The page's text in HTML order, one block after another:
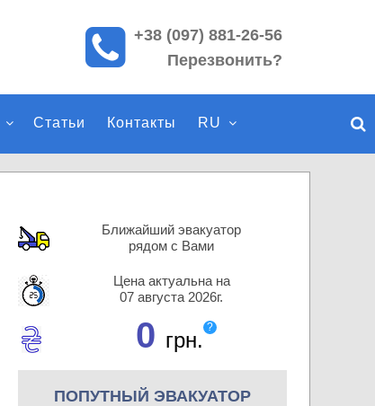
+38 (097) 881-26-56
Перезвонить?
Статьи Контакты RU
Ближайший эвакуатор
рядом с Вами
Цена актуальна на
07 августа 2026г.
0 грн.
?
ПОПУТНЫЙ ЭВАКУАТОР